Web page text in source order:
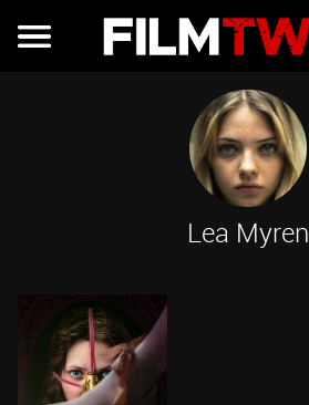
Lea Myren